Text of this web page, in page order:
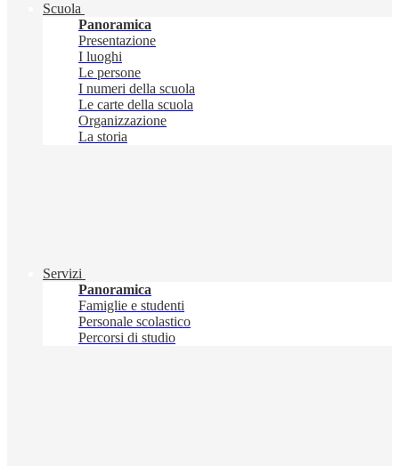
Scuola
Panoramica
Presentazione
I luoghi
Le persone
I numeri della scuola
Le carte della scuola
Organizzazione
La storia
Servizi
Panoramica
Famiglie e studenti
Personale scolastico
Percorsi di studio